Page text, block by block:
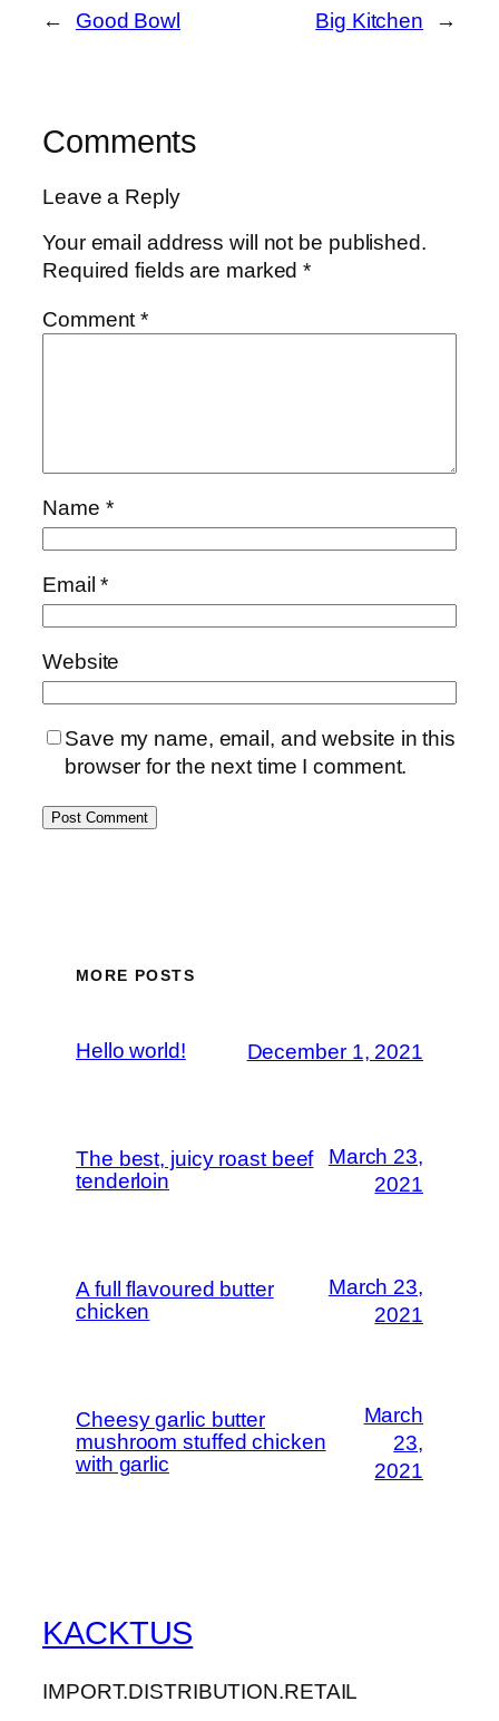
← Good Bowl Big Kitchen →
Comments
Leave a Reply
Your email address will not be published.
Required fields are marked*
Comment*
Name *
Email*
Website
Save my name, email, and website in this
browser for the next time I comment.
MORE POSTS
Hello world! December 1, 2021
The best, juicy roast beef
tenderloin
March 23,
2021
A full flavoured butter
chicken
March 23,
2021
Cheesy garlic butter
mushroom stuffed chicken
with garlic
March
23,
2021
KACKTUS
IMPORT.DISTRIBUTION.RETAIL